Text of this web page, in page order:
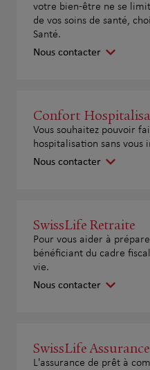
votre bien-être ne se
de vos soins de santé,
Santé.
Nous contacter
Confort
Vous souhaitez pouvoir
hospitalisation sans
Nous contacter
SwissLife Retraite
Pour vous aider à
bénéficiant du cadre
vie.
Nous contacter
SwissLife
L'assurance de prêt à